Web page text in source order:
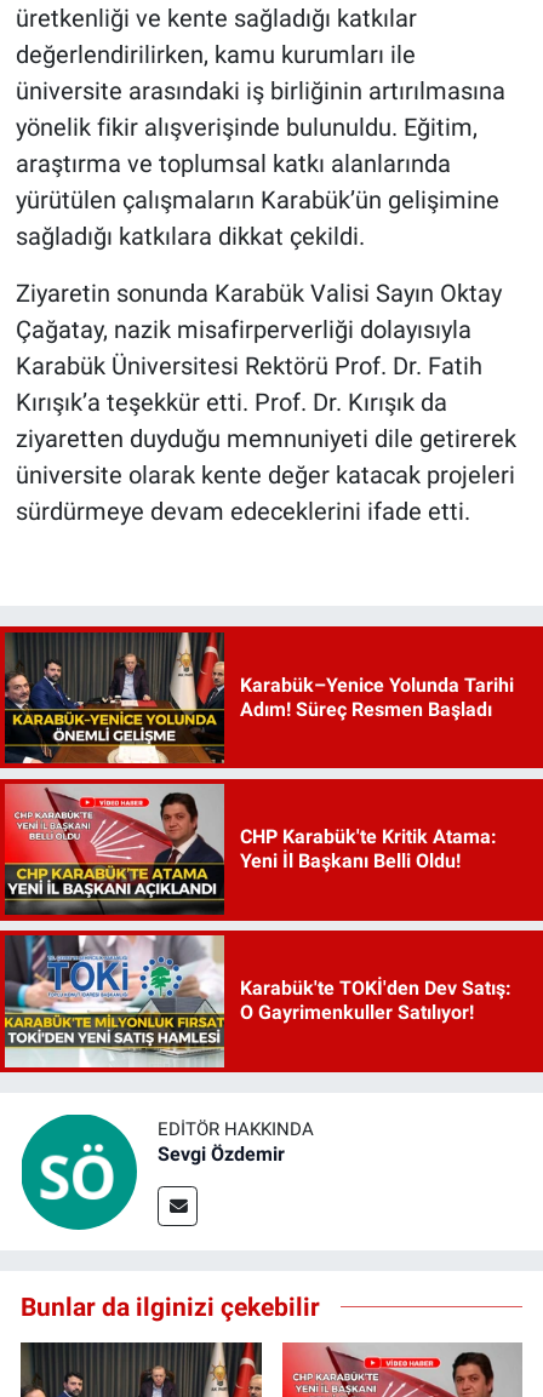
üretkenliği ve kente sağladığı katkılar
değerlendirilirken, kamu kurumları ile
üniversite arasındaki iş birliğinin artırılmasına
yönelik fikir alışverişinde bulunuldu. Eğitim,
araştırma ve toplumsal katkı alanlarında
yürütülen çalışmaların Karabük’ün gelişimine
sağladığı katkılara dikkat çekildi.
Ziyaretin sonunda Karabük Valisi Sayın Oktay
Çağatay, nazik misafirperverliği dolayısıyla
Karabük Üniversitesi Rektörü Prof. Dr. Fatih
Kırışık’a teşekkür etti. Prof. Dr. Kırışık da
ziyaretten duyduğu memnuniyeti dile getirerek
üniversite olarak kente değer katacak projeleri
sürdürmeye devam edeceklerini ifade etti.
Karabük–Yenice Yolunda Tarihi
Adım! Süreç Resmen Başladı
CHP Karabük'te Kritik Atama:
Yeni İl Başkanı Belli Oldu!
Karabük'te TOKİ'den Dev Satış:
O Gayrimenkuller Satılıyor!
EDITÖR HAKKINDA
Sevgi Özdemir
Bunlar da ilginizi çekebilir